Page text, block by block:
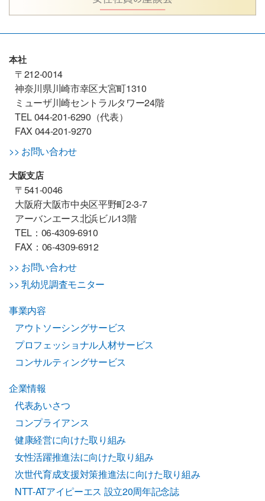
本社
〒212-0014
神奈川県川崎市幸区大宮町1310
ミューザ川崎セントラルタワー24階
TEL 044-201-6290（代表）
FAX 044-201-9270
>> お問い合わせ
大阪支店
〒541-0046
大阪府大阪市中央区平野町2-3-7
アーバンエース北浜ビル13階
TEL：06-4309-6910
FAX：06-4309-6912
>> お問い合わせ
>> 乳幼児調査モニター
事業内容
アウトソーシングサービス
プロフェッショナル人材サービス
コンサルティングサービス
企業情報
代表あいさつ
コンプライアンス
健康経営に向けた取り組み
女性活躍推進法に向けた取り組み
次世代育成支援対策推進法に向けた取り組み
NTT-ATアイピーエス 設立20周年記念誌